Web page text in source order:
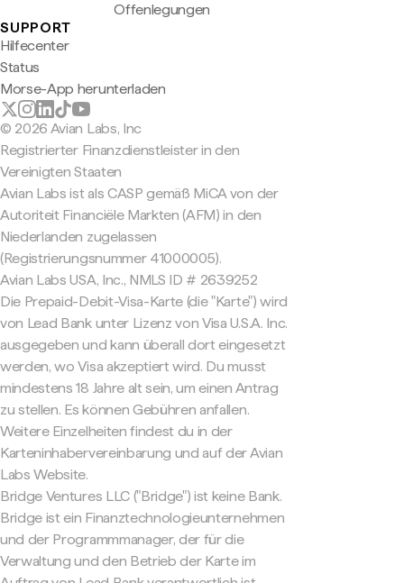
Offenlegungen
SUPPORT
Hilfecenter
Status
Morse-App herunterladen
© 2026 Avian Labs, Inc
Registrierter Finanzdienstleister in den
Vereinigten Staaten
Avian Labs ist als CASP gemäß MiCA von der
Autoriteit Financiële Markten (AFM) in den
Niederlanden zugelassen
(Registrierungsnummer 41000005).
Avian Labs USA, Inc., NMLS ID # 2639252
Die Prepaid-Debit-Visa-Karte (die "Karte") wird
von Lead Bank unter Lizenz von Visa U.S.A. Inc.
ausgegeben und kann überall dort eingesetzt
werden, wo Visa akzeptiert wird. Du musst
mindestens 18 Jahre alt sein, um einen Antrag
zu stellen. Es können Gebühren anfallen.
Weitere Einzelheiten findest du in der
Karteninhabervereinbarung und auf der Avian
Labs Website.
Bridge Ventures LLC ("Bridge") ist keine Bank.
Bridge ist ein Finanztechnologieunternehmen
und der Programmmanager, der für die
Verwaltung und den Betrieb der Karte im